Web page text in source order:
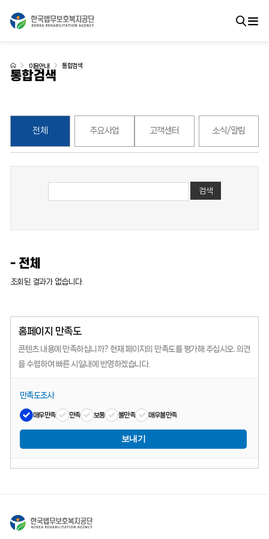
통합검색
이용안내 통합검색
전체 주요사업 고객센터 소식/알림
검색
- 전체
조회된 결과가 없습니다.
홈페이지 만족도
콘텐츠 내용에 만족하십니까? 현재 페이지의 만족도를 평가해 주십시오. 의견
을 수렴하여 빠른 시일내에 반영하겠습니다.
만족도조사
매우만족 만족 보통 불만족 매우불만족
보내기